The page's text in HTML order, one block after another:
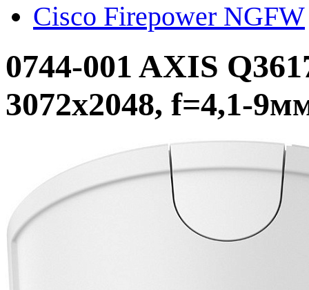
Cisco Firepower NGFW
0744-001 AXIS
3072x2048, f=4,1-